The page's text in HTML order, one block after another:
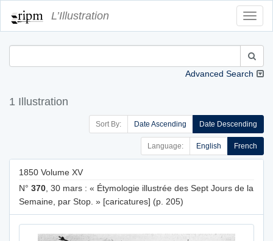
L’Illustration
Advanced Search
1 Illustration
Sort By: Date Ascending Date Descending
Language: English French
1850 Volume XV
N° 370 , 30 mars : « Étymologie illustrée des Sept Jours de la
Semaine, par Stop. » [caricatures] (p. 205)